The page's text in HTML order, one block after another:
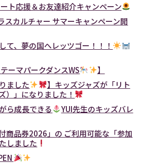
ト応援＆お友達紹介キャンペーン
スカルチャー サマーキャンペーン開
て、夢の国へレッツゴー！！！
ーマパークダンスWS
】
ました
】キッズジャズが「リト
）」になりました！
ら成長できる
YUI先生のキッズバレ
商品券2026」の ご利用可能な「参加
しました